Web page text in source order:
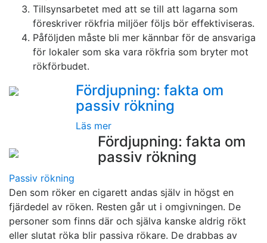
Tillsynsarbetet med att se till att lagarna som
föreskriver rökfria miljöer följs bör effektiviseras.
Påföljden måste bli mer kännbar för de ansvariga
för lokaler som ska vara rökfria som bryter mot
rökförbudet.
Fördjupning: fakta om
passiv rökning
Läs mer
Fördjupning: fakta om
passiv rökning
Passiv rökning
Den som röker en cigarett andas själv in högst en
fjärdedel av röken. Resten går ut i omgivningen. De
personer som finns där och själva kanske aldrig rökt
eller slutat röka blir passiva rökare. De drabbas av